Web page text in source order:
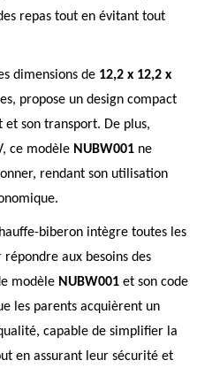
repas tout en évitant tout
dimensions de 12,2 x 12,2 x
propose un design compact
son transport. De plus,
ce modèle NUBW001 ne
rendant son utilisation
biberon intègre toutes les
aux besoins des
modèle NUBW001 et son code
les parents acquièrent un
capable de simplifier la
en assurant leur sécurité et